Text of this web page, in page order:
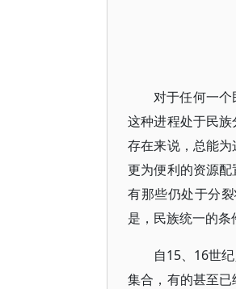
对于任何一
这种进程处于民
存在来说，总能
更为便利的资源
有那些仍处于分
是，民族统一的条
自15、16世
集合，有的甚至